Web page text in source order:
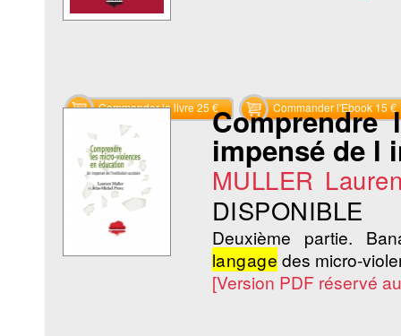
Commander le livre 25 € Commander l'Ebook 15 €
Comprendre
impensé de l
MULLER
DISPONIBLE
Deuxième partie.
langage des micro-
[Version PDF réservé